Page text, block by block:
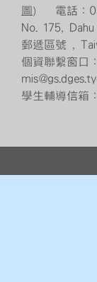
圖） 電話：
No. 175,
郵遞區號 ,
個資聯繫窗口
學生輔導信箱